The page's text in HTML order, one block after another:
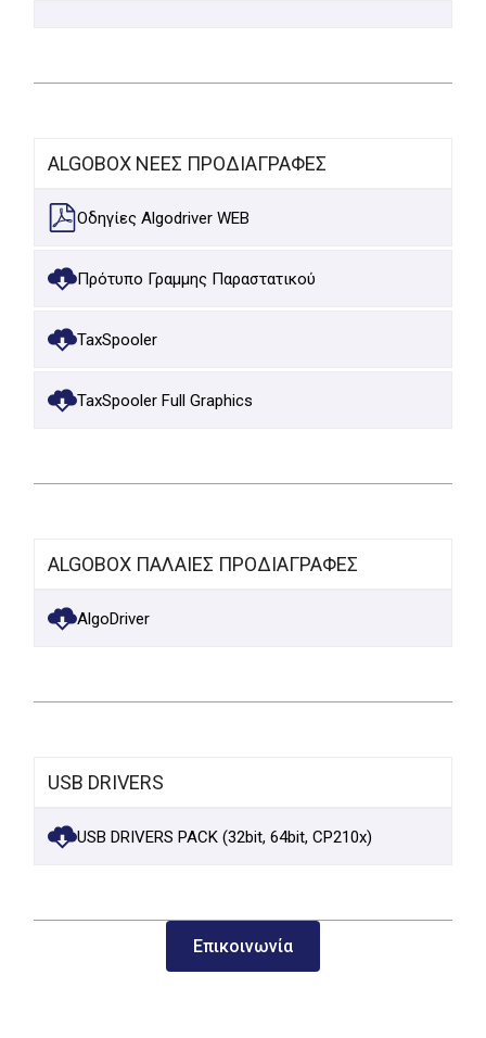
ALGOBOX ΝΕΕΣ ΠΡΟΔΙΑΓΡΑΦΕΣ
Οδηγίες Algodriver WEB
Πρότυπο Γραμμης Παραστατικού
TaxSpooler
TaxSpooler Full Graphics
ALGOBOX ΠΑΛΑΙΕΣ ΠΡΟΔΙΑΓΡΑΦΕΣ
AlgoDriver
USB DRIVERS
USB DRIVERS PACK (32bit, 64bit, CP210x)
Επικοινωνία